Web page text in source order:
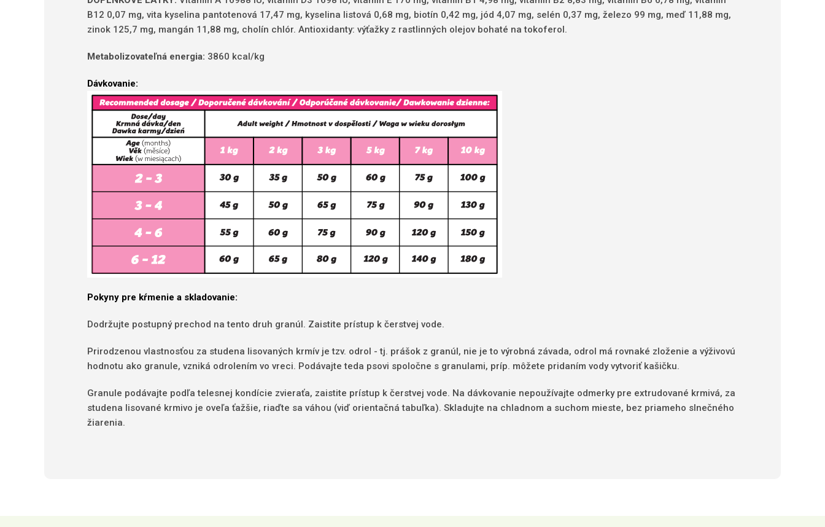
B12 0,07 mg, vita kyselina pantotenová 17,47 mg, kyselina listová 0,68 mg, biotín 0,42 mg, jód 4,07 mg, selén 0,37 mg, železo 99 mg, meď 11,88 mg,
zinok 125,7 mg, mangán 11,88 mg, cholín chlór. Antioxidanty: výťažky z rastlinných olejov bohaté na tokoferol.
Metabolizovateľná energia: 3860 kcal/kg
Dávkovanie:
Pokyny pre kŕmenie a skladovanie:
Dodržujte postupný prechod na tento druh granúl. Zaistite prístup k čerstvej vode.
Prirodzenou vlastnosťou za studena lisovaných krmív je tzv. odrol - tj. prášok z granúl, nie je to výrobná závada, odrol má rovnaké zloženie a výživovú
hodnotu ako granule, vzniká odrolením vo vreci. Podávajte teda psovi spoločne s granulami, príp. môžete pridaním vody vytvoriť kašičku.
Granule podávajte podľa telesnej kondície zvieraťa, zaistite prístup k čerstvej vode. Na dávkovanie nepoužívajte odmerky pre extrudované krmivá, za
studena lisované krmivo je oveľa ťažšie, riaďte sa váhou (viď orientačná tabuľka). Skladujte na chladnom a suchom mieste, bez priameho slnečného
žiarenia.